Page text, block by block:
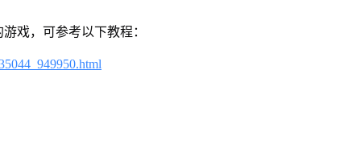
戏，可参考以下教程：